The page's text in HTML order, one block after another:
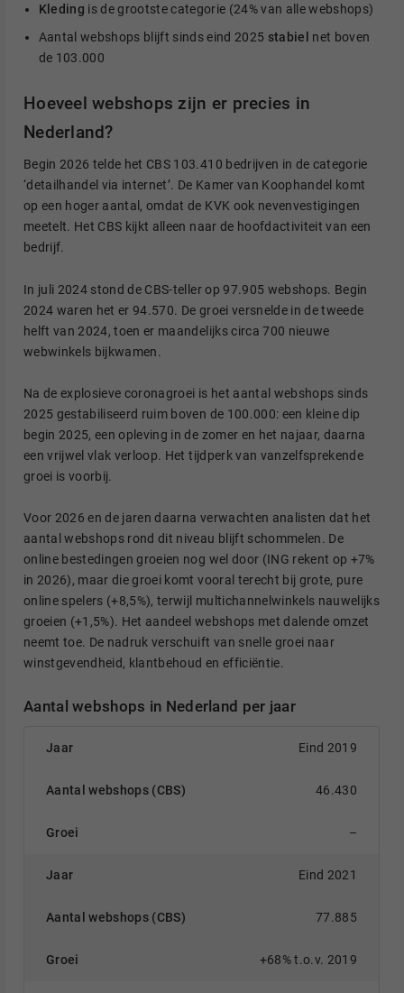
Kleding is de grootste categorie (24% van alle webshops)
Aantal webshops blijft sinds eind 2025 stabiel
net boven
de 103.000
Hoeveel webshops zijn er precies in
Nederland?
Begin 2026 telde het CBS 103.410 bedrijven in de categorie
‘detailhandel via internet’. De Kamer van Koophandel komt
op een hoger aantal, omdat de KVK ook nevenvestigingen
meetelt. Het CBS kijkt alleen naar de hoofdactiviteit van een
bedrijf.
In juli 2024 stond de CBS-teller op 97.905 webshops. Begin
2024 waren het er 94.570. De groei versnelde in de tweede
helft van 2024, toen er maandelijks circa 700 nieuwe
webwinkels bijkwamen.
Na de explosieve coronagroei is het aantal webshops sinds
2025 gestabiliseerd ruim boven de 100.000: een kleine dip
begin 2025, een opleving in de zomer en het najaar, daarna
een vrijwel vlak verloop. Het tijdperk van vanzelfsprekende
groei is voorbij.
Voor 2026 en de jaren daarna verwachten analisten dat het
aantal webshops rond dit niveau blijft schommelen. De
online bestedingen groeien nog wel door (ING rekent op +7%
in 2026), maar die groei komt vooral terecht bij grote, pure
online spelers (+8,5%), terwijl multichannelwinkels nauwelijks
groeien (+1,5%). Het aandeel webshops met dalende omzet
neemt toe. De nadruk verschuift van snelle groei naar
winstgevendheid, klantbehoud en efficiëntie.
Aantal webshops in Nederland per jaar
Eind 2019
46.430
–
Eind 2021
77.885
+68% t.o.v. 2019